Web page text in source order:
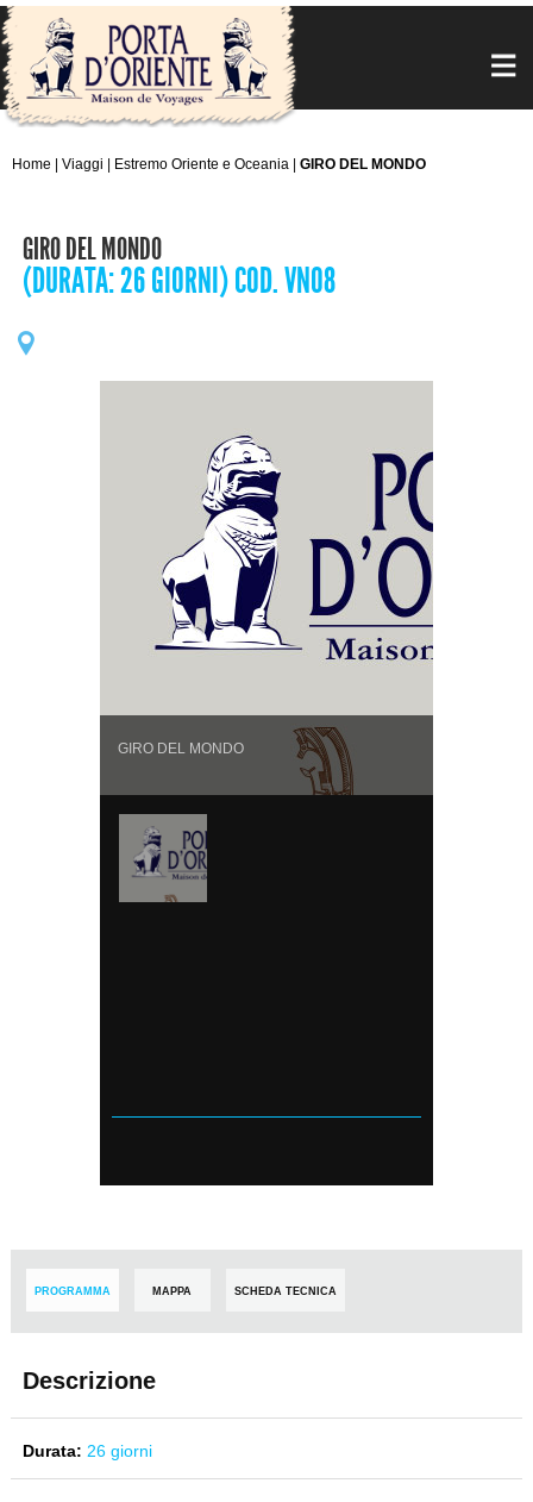
Home Viaggi Estremo Oriente e Oceania GIRO DEL MONDO
GIRO DEL MONDO
(DURATA: 26 GIORNI) COD. VN08
GIRO DEL MONDO
PROGRAMMA MAPPA SCHEDA TECNICA
Descrizione
Durata: 26 giorni